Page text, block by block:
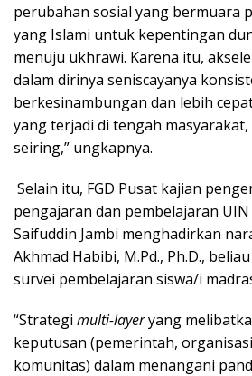
perubahan sosial yang bermuara
yang Islami untuk kepentingan
menuju ukhrawi. Karena itu,
dalam dirinya seniscayanya
berkesinambungan dan lebih
yang terjadi di tengah
seiring,” ungkapnya.
Selain itu, FGD Pusat kajian
pengajaran dan pembelajaran
Saifuddin Jambi menghadirkan
Akhmad Habibi, M.Pd., Ph.D.,
survei pembelajaran siswa/i
“Strategi multi-layeryang
keputusan (pemerintah,
komunitas) dalam menangani